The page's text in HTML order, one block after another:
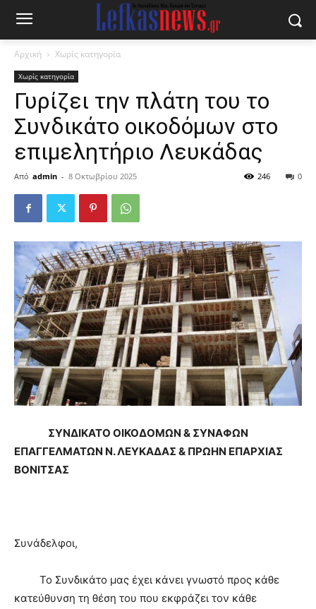
Αρχική Χωρίς κατηγορία
Χωρίς κατηγορία
Γυρίζει την πλάτη του το
Συνδικάτο οικοδόμων στο
επιμελητήριο Λευκάδας
Από admin - 8 Οκτωβρίου 2025 0
246
ΣΥΝΔΙΚΑΤΟ ΟΙΚΟΔΟΜΩΝ & ΣΥΝΑΦΩΝ
ΕΠΑΓΓΕΛΜΑΤΩΝ Ν. ΛΕΥΚΑΔΑΣ & ΠΡΩΗΝ ΕΠΑΡΧΙΑΣ
ΒΟΝΙΤΣΑΣ
Συνάδελφοι,
Το Συνδικάτο μας έχει κάνει γνωστό προς κάθε
κατεύθυνση τη θέση του που εκφράζει τον κάθε